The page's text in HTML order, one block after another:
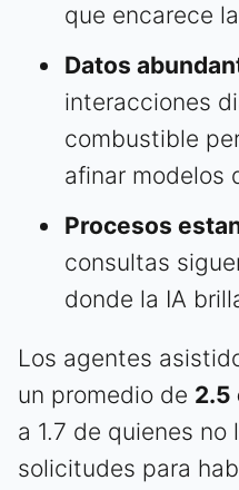
que encarece
Datos
interacciones
combustible
afinar modelos
Procesos
consultas
donde la IA
Los agentes
un promedio de 2.5
a 1.7 de quienes no
solicitudes para